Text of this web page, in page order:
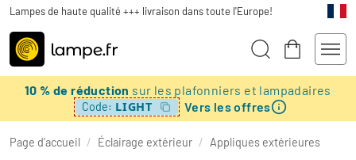
Lampes de haute qualité +++ livraison dans toute l'Europe!
10 % de réduction sur les plafonniers et lampadaires
Code: LIGHT Vers les offres
Page d’accueil / Éclairage extérieur / Appliques extérieures